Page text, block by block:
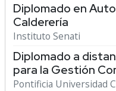
Diplomado en
Calderería
Instituto Senati
Diplomado a
para la Gestión
Pontificia Universidad